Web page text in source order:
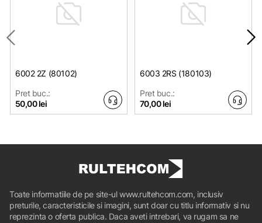
6002 2Z (80102)
Pret buc.:
50,00 lei
6003 2RS (180103)
Pret buc.:
70,00 lei
Toate informatiile de pe site-ul www.rultehcom.com, inclusiv
preturile, caracteristicile si imagini, sunt doar cu titlu informativ si nu
reprezinta o oferta publica. Daca aveti intrebari, va rugam sa ne